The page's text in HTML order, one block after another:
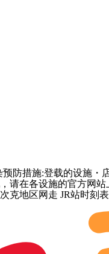
防措施:登载的设施・
请在各设施的官方网站
克地区网走 JR站时刻表